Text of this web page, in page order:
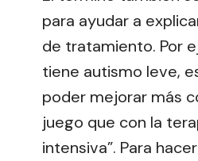
para ayudar a
de tratamiento. Por
tiene autismo leve,
poder mejorar más
juego que con la
intensiva”. Para